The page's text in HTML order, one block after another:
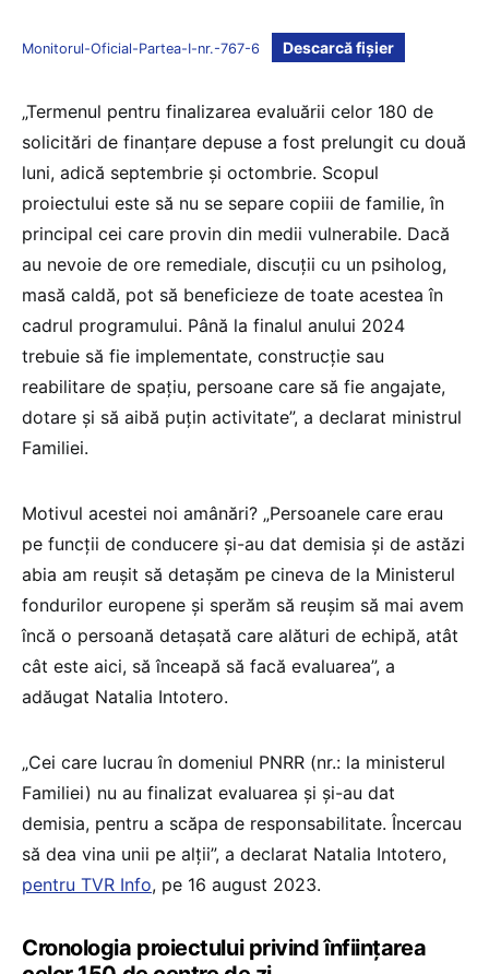
Monitorul-Oficial-Partea-I-nr.-767-6 Descarcă fișier
„Termenul pentru finalizarea evaluării celor 180 de
solicitări de finanțare depuse a fost prelungit cu două
luni, adică septembrie și octombrie. Scopul
proiectului este să nu se separe copiii de familie, în
principal cei care provin din medii vulnerabile. Dacă
au nevoie de ore remediale, discuții cu un psiholog,
masă caldă, pot să beneficieze de toate acestea în
cadrul programului. Până la finalul anului 2024
trebuie să fie implementate, construcție sau
reabilitare de spațiu, persoane care să fie angajate,
dotare și să aibă puțin activitate”, a declarat ministrul
Familiei.
Motivul acestei noi amânări? „Persoanele care erau
pe funcții de conducere și-au dat demisia și de astăzi
abia am reușit să detașăm pe cineva de la Ministerul
fondurilor europene și sperăm să reușim să mai avem
încă o persoană detașată care alături de echipă, atât
cât este aici, să înceapă să facă evaluarea”, a
adăugat Natalia Intotero.
„Cei care lucrau în domeniul PNRR (nr.: la ministerul
Familiei) nu au finalizat evaluarea și și-au dat
demisia, pentru a scăpa de responsabilitate. Încercau
să dea vina unii pe alții”, a declarat Natalia Intotero,
pentru TVR Info, pe 16 august 2023.
Cronologia proiectului privind înființarea